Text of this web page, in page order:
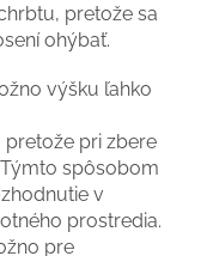
pretože sa
ohýbať.
výšku ľahko
pretože pri zbere
spôsobom
v
prostredia.
pre